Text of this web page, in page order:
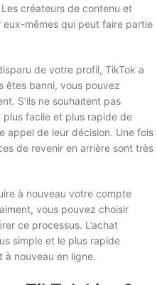
créateurs de contenu et
mêmes qui peut faire partie
de votre profil, TikTok a
êtes banni, vous pouvez
S’ils ne souhaitent pas
facile et plus rapide de
appel de leur décision. Une fois
de revenir en arrière sont très
à nouveau votre compte
vous pouvez choisir
ce processus. L’achat
simple et le plus rapide
à nouveau en ligne.